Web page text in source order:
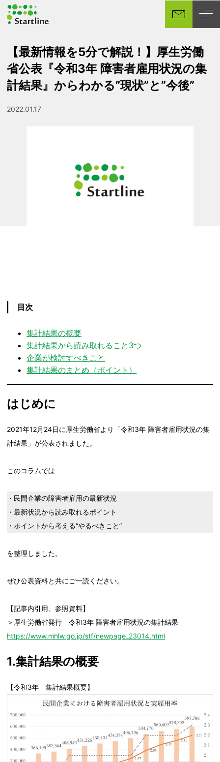
イ
テ
ン
ツ
【最新情報を5分で解説！】厚生労働
省公表『令和3年 障害者雇用状況の集
計結果』からわかる”現状”と”今後”
投稿日
2022.01.17
目次
集計結果の概要
集計結果から読み取れること3つ
企業が検討すべきこと
集計結果のまとめ（ポイント）
はじめに
2021年12月24日に厚生労働省より「令和3年 障害者雇用状況の集
計結果」が公表されました。
このコラムでは
・民間企業の障害者雇用の最新状況
・最新状況から読み取れるポイント
・ポイントから考える“やるべきこと”
を整理しました。
ぜひ公表資料と共にご一読ください。
【記事内引用、参照資料】
＞厚生労働省発行 令和3年 障害者雇用状況の集計結果
https://www.mhlw.go.jp/stf/newpage_23014.html
1.集計結果の概要
【令和3年 集計結果概要】